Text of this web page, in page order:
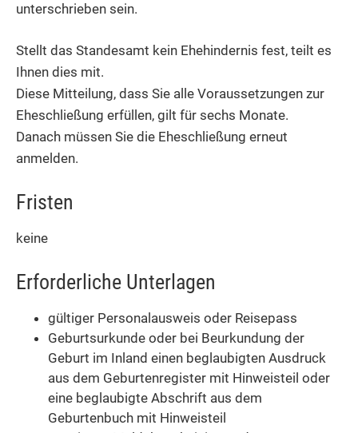
unterschrieben sein.
Stellt das Standesamt kein Ehehindernis fest, teilt es
Ihnen dies mit.
Diese Mitteilung, dass Sie alle Voraussetzungen zur
Eheschließung erfüllen, gilt für sechs Monate.
Danach müssen Sie die Eheschließung erneut
anmelden.
Fristen
keine
Erforderliche Unterlagen
gültiger Personalausweis oder Reisepass
Geburtsurkunde oder bei Beurkundung der
Geburt im Inland einen beglaubigten Ausdruck
aus dem Geburtenregister mit Hinweisteil oder
eine beglaubigte Abschrift aus dem
Geburtenbuch mit Hinweisteil